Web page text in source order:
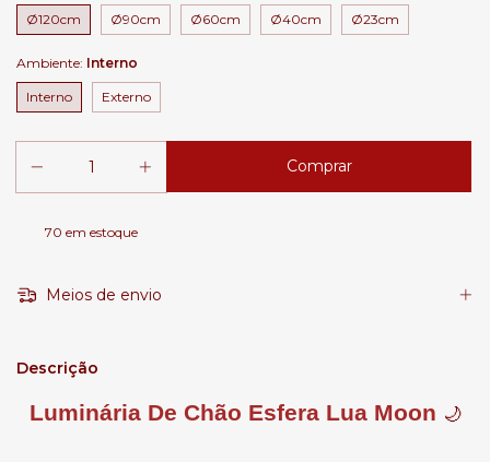
Ø120cm Ø90cm Ø60cm Ø40cm Ø23cm
Ambiente: Interno
Interno Externo
70 em estoque
Meios de envio
Descrição
Luminária De Chão Esfera Lua Moon 🌙